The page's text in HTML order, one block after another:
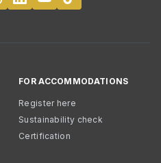
FOR ACCOMMODATIONS
Register here
Sustainability check
Certification